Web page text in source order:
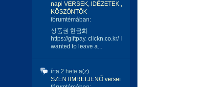
napi VERSEK, IDÉZETEK ,
KÖSZÖNTŐK
fórumtémában:
상품권 현금화
https://giftpay. clickn.co.kr/ I
wanted to leave a...
írta 2 hete a(z)
SZENTIMREI JENŐ versei